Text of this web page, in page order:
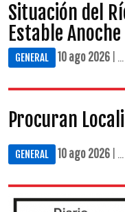
Situación del
Estable Anoche
GENERAL 10 ago 2026 | ...
Procuran
GENERAL 10 ago 2026 | ...